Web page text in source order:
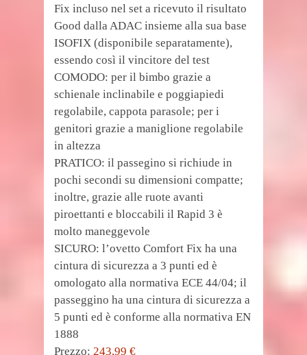
Fix incluso nel set a ricevuto il risultato
Good dalla ADAC insieme alla sua base
ISOFIX (disponibile separatamente),
essendo così il vincitore del test
COMODO: per il bimbo grazie a
schienale inclinabile e poggiapiedi
regolabile, cappota parasole; per i
genitori grazie a maniglione regolabile
in altezza
PRATICO: il passegino si richiude in
pochi secondi su dimensioni compatte;
inoltre, grazie alle ruote avanti
piroettanti e bloccabili il Rapid 3 è
molto maneggevole
SICURO: l’ovetto Comfort Fix ha una
cintura di sicurezza a 3 punti ed è
omologato alla normativa ECE 44/04; il
passeggino ha una cintura di sicurezza a
5 punti ed è conforme alla normativa EN
1888
Prezzo: 243,99 €